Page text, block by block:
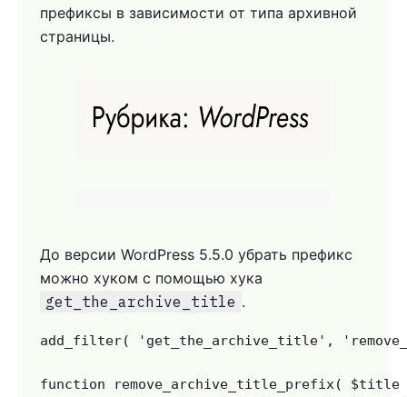
префиксы в зависимости от типа архивной
страницы.
До версии WordPress 5.5.0 убрать префикс
можно хуком с помощью хука
get_the_archive_title .
add_filter( 'get_the_archive_title',
function remove_archive_title_prefix(